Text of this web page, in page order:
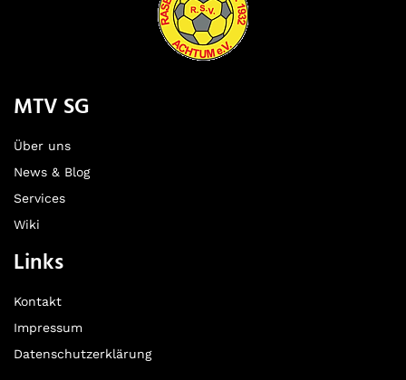
MTV SG
Über uns
News & Blog
Services
Wiki
Links
Kontakt
Impressum
Datenschutzerklärung